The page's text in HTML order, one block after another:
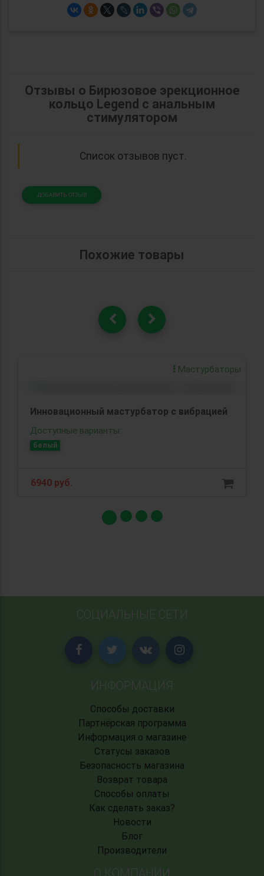
Отзывы о Бирюзовое эрекционное
кольцо Legend с анальным
стимулятором
Список отзывов пуст.
ДОБАВИТЬ ОТЗЫВ
Похожие товары
Мастурбаторы
Инновационный мастурбатор с вибрацией
Доступные варианты:
белый
6940 руб.
СОЦИАЛЬНЫЕ СЕТИ
ИНФОРМАЦИЯ
Способы доставки
Партнёрская программа
Информация о магазине
Статусы заказов
Безопасность магазина
Возврат товара
Способы оплаты
Как сделать заказ?
Новости
Блог
Производители
О КОМПАНИИ